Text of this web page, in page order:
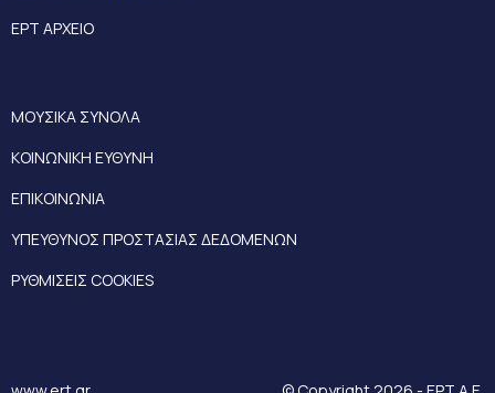
ΕΡΤ ΑΡΧΕΙΟ
ΜΟΥΣΙΚΑ ΣΥΝΟΛΑ
ΚΟΙΝΩΝΙΚΗ ΕΥΘΥΝΗ
ΕΠΙΚΟΙΝΩΝΙΑ
ΥΠΕΥΘΥΝΟΣ ΠΡΟΣΤΑΣΙΑΣ ΔΕΔΟΜΕΝΩΝ
ΡΥΘΜΙΣΕΙΣ COOKIES